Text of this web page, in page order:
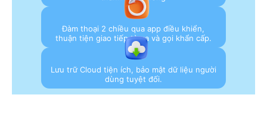
Đàm thoại 2 chiều qua app điều khiển,
thuận tiện giao tiếp từ xa và gọi khẩn cấp.
Lưu trữ Cloud tiện ích, bảo mật dữ liệu người
dùng tuyệt đối.